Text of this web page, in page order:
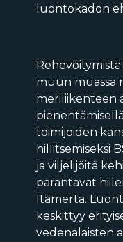
luontokadon
muun muassa
meriliikenteen
toimijoiden
hillitsemiseksi
ja viljelijöitä
parantavat
Itämerta.
keskittyy
vedenalaisten